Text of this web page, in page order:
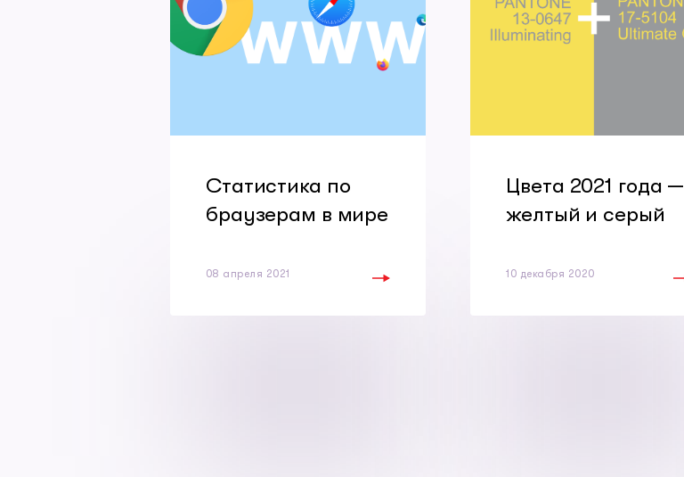
Статистика по
браузерам в мире
08 апреля 2021
Цвета 2021 года —
желтый и серый
10 декабря 2020